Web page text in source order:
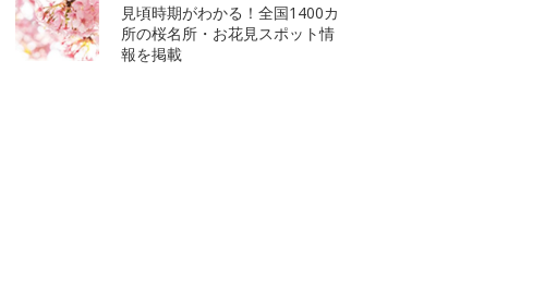
見頃時期がわかる！全国1400カ
所の桜名所・お花見スポット情
報を掲載